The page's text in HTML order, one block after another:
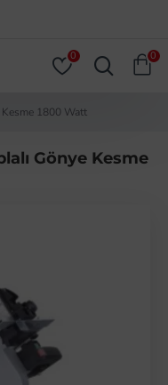
0 0
1800 Watt
Gönye Kesme